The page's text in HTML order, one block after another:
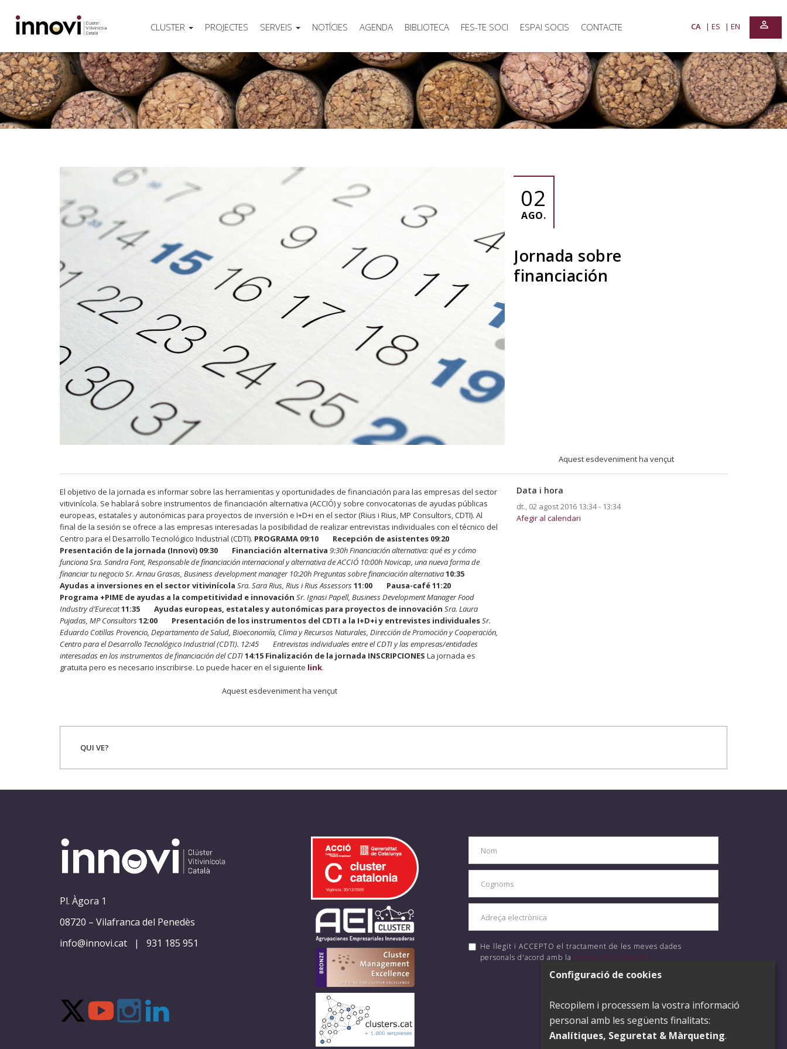
CLUSTER PROJECTES SERVEIS NOTÍCIES AGENDA BIBLIOTECA FES-TE SOCI ESPAI SOCIS CONTACTE CA ES EN perm_identity
AGO.
02
Jornada sobre
financiación
Aquest esdeveniment ha vençut
El objetivo de la jornada es informar sobre las herramientas y oportunidades de financiación para las empresas del sector
vitivinícola. Se hablará sobre instrumentos de financiación alternativa (ACCIÓ) y sobre convocatorias de ayudas públicas
europeas, estatales y autonómicas para proyectos de inversión e I+D+i en el sector (Rius i Rius, MP Consultors, CDTI). Al
final de la sesión se ofrece a las empresas interesadas la posibilidad de realizar entrevistas individuales con el técnico del
Centro para el Desarrollo Tecnológico Industrial (CDTI). PROGRAMA 09:10 Recepción de asistentes 09:20
Presentación de la jornada (Innovi) 09:30 Financiación alternativa 9:30h Financiación alternativa: qué es y cómo
funcionaSra. Sandra Font, Responsable de financiación internacional y alternativa de ACCIÓ 10:00h Novicap, una nueva forma de
financiar tu negocioSr. Arnau Grasas, Business development manager 10:20h Preguntas sobre financiación alternativa10:35
Ayudas a inversiones en el sector vitivinícola Sra. Sara Rius, Rius i Rius Assessors11:00 Pausa-café11:20
Programa +PIME de ayudas a la competitividad e innovación Sr. Ignasi Papell, Business Development Manager Food
Industry d’Eurecat11:35 Ayudas europeas, estatales y autonómicas para proyectos de innovación Sra. Laura
Pujadas, MP Consultors12:00 Presentación de los instrumentos del CDTI a la I+D+i y entrevistes individualesSr.
Eduardo Cotillas Provencio, Departamento de Salud, Bioeconomía, Clima y Recursos Naturales, Dirección de Promoción y Cooperación,
Centro para el Desarrollo Tecnológico Industrial (CDTI). 12:45 Entrevistas individuales entre el CDTI y las empresas/entidades
interesadas en los instrumentos de financiación del CDTI14:15 Finalización de la jornada INSCRIPCIONES La jornada es
gratuita pero es necesario inscribirse. Lo puede hacer en el siguiente link.
Aquest esdeveniment ha vençut
Data i hora
dt., 02 agost 2016 13:34 - 13:34
Afegir al calendari
QUI VE?
Pl. Àgora 1
08720 – Vilafranca del Penedès
info@innovi.cat
| 931 185 951
He llegit i ACCEPTO el tractament de les meves dades
personals d'acord amb la política de privacitat.
Configuració de cookies
Recopilem i processem la vostra informació
personal amb les següents finalitats:
Analítiques, Seguretat & Màrqueting.